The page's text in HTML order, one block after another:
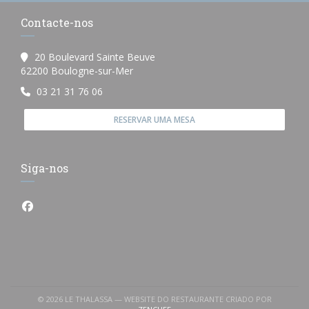
Contacte-nos
20 Boulevard Sainte Beuve
62200 Boulogne-sur-Mer((abre numa nova janela))
03 21 31 76 06
RESERVAR UMA MESA
Siga-nos
Facebook ((abre numa nova janela))
© 2026 LE THALASSA — WEBSITE DO RESTAURANTE CRIADO POR